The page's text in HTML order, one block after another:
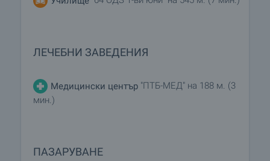
ЛЕЧЕБНИ ЗАВЕДЕНИЯ
Медицински център "ПТБ-МЕД" на 188 м. (3
мин.)
ПАЗАРУВАНЕ